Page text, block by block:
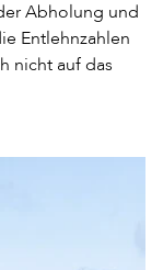
Abholung und
Entlehnzahlen
nicht auf das